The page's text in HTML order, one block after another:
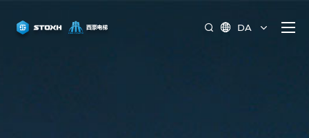
  DA